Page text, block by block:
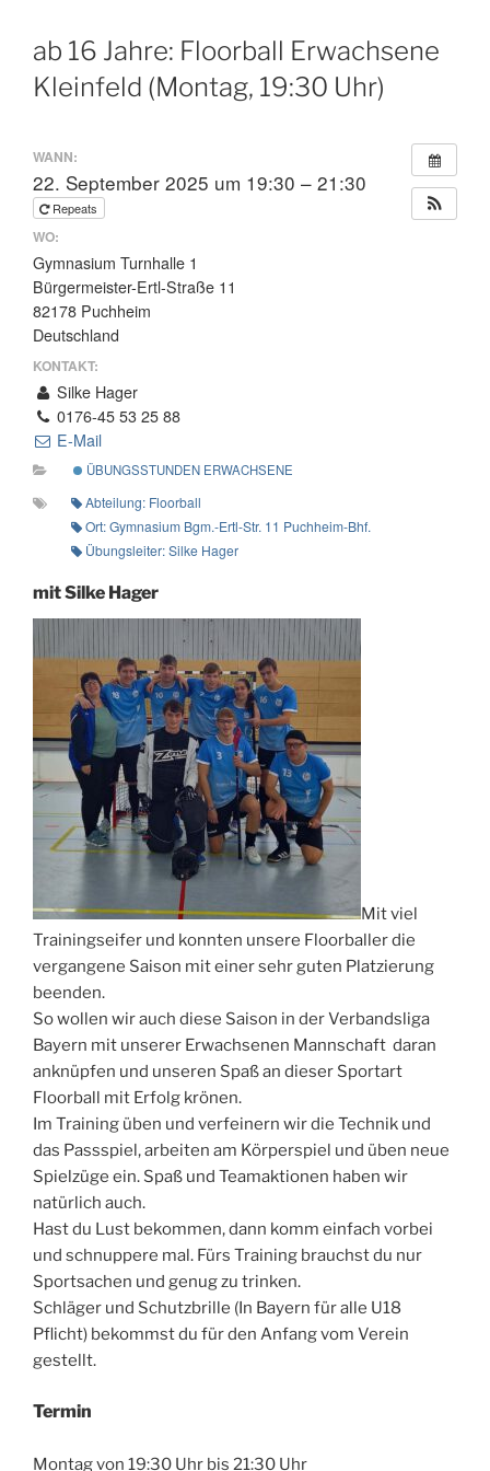
ab 16 Jahre: Floorball Erwachsene
Kleinfeld (Montag, 19:30 Uhr)
WANN:
22. September 2025 um 19:30 – 21:30
Repeats
WO:
Gymnasium Turnhalle 1
Bürgermeister-Ertl-Straße 11
82178 Puchheim
Deutschland
KONTAKT:
Silke Hager
0176-45 53 25 88
E-Mail
ÜBUNGSSTUNDEN ERWACHSENE
Abteilung: Floorball
Ort: Gymnasium Bgm.-Ertl-Str. 11 Puchheim-Bhf.
Übungsleiter: Silke Hager
mit Silke Hager
Mit viel
Trainingseifer und konnten unsere Floorballer die
vergangene Saison mit einer sehr guten Platzierung
beenden.
So wollen wir auch diese Saison in der Verbandsliga
Bayern mit unserer Erwachsenen Mannschaft daran
anknüpfen und unseren Spaß an dieser Sportart
Floorball mit Erfolg krönen.
Im Training üben und verfeinern wir die Technik und
das Passspiel, arbeiten am Körperspiel und üben neue
Spielzüge ein. Spaß und Teamaktionen haben wir
natürlich auch.
Hast du Lust bekommen, dann komm einfach vorbei
und schnuppere mal. Fürs Training brauchst du nur
Sportsachen und genug zu trinken.
Schläger und Schutzbrille (In Bayern für alle U18
Pflicht) bekommst du für den Anfang vom Verein
gestellt.
Termin
Montag von 19:30 Uhr bis 21:30 Uhr